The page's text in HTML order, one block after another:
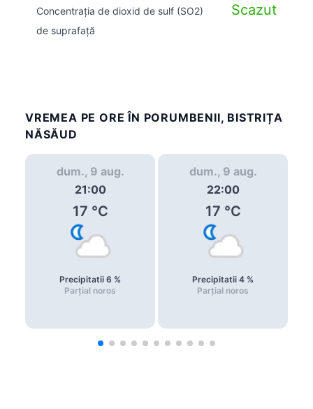
Concentrația de dioxid de sulf (SO2)
de suprafață
Scazut
VREMEA PE ORE ÎN PORUMBENII, BISTRIȚA
NĂSĂUD
dum., 9 aug.
21:00
17 °C
Precipitatii 6 %
Parțial noros
dum., 9 aug.
22:00
17 °C
Precipitatii 4 %
Parțial noros